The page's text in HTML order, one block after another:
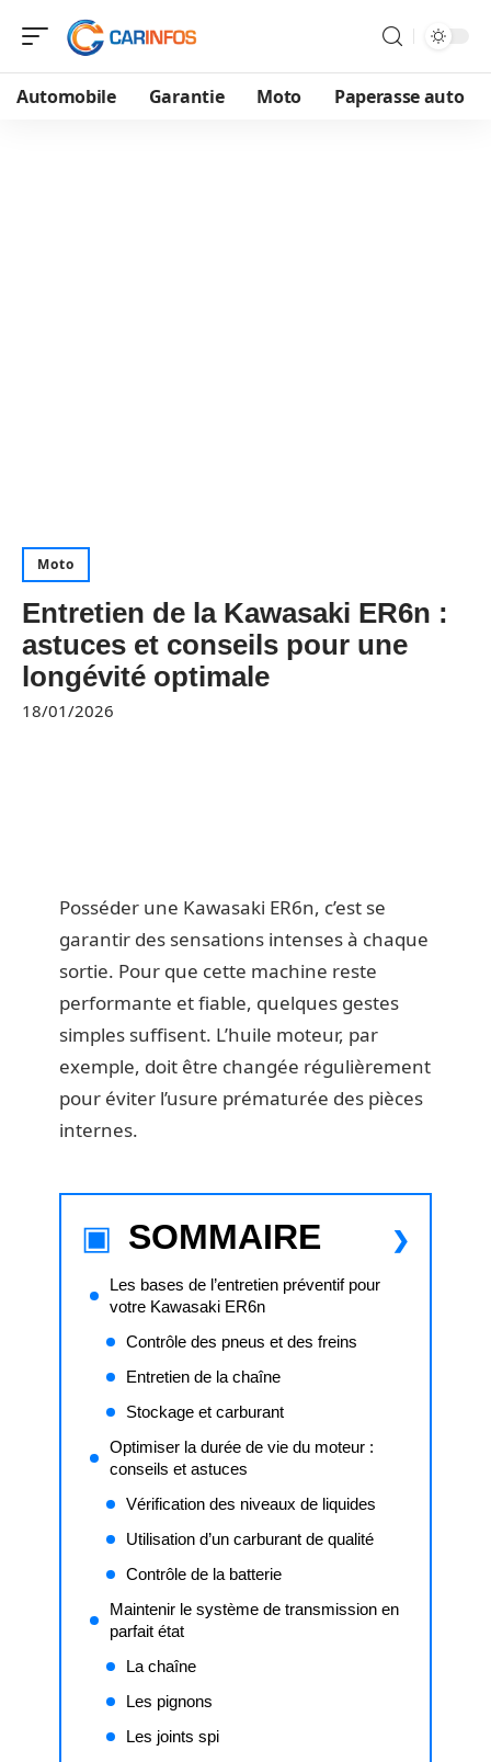
Automobile Garantie Moto Paperasse auto
Moto
Entretien de la Kawasaki ER6n :
astuces et conseils pour une
longévité optimale
18/01/2026
Posséder une Kawasaki ER6n, c’est se
garantir des sensations intenses à chaque
sortie. Pour que cette machine reste
performante et fiable, quelques gestes
simples suffisent. L’huile moteur, par
exemple, doit être changée régulièrement
pour éviter l’usure prématurée des pièces
internes.
SOMMAIRE
Les bases de l’entretien préventif pour
votre Kawasaki ER6n
Contrôle des pneus et des freins
Entretien de la chaîne
Stockage et carburant
Optimiser la durée de vie du moteur :
conseils et astuces
Vérification des niveaux de liquides
Utilisation d’un carburant de qualité
Contrôle de la batterie
Maintenir le système de transmission en
parfait état
La chaîne
Les pignons
Les joints spi